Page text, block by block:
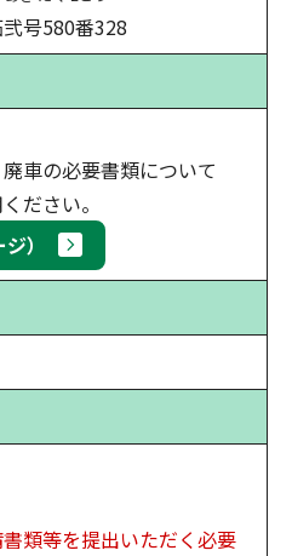
号580番328
車の必要書類について
ださい。
）
類等を提出いただく必要